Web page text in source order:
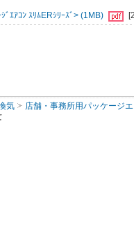
ｴｱｺﾝ ｽﾘﾑERｼﾘｰｽﾞ> (1MB)
気 店舗・事務所用パッケージ